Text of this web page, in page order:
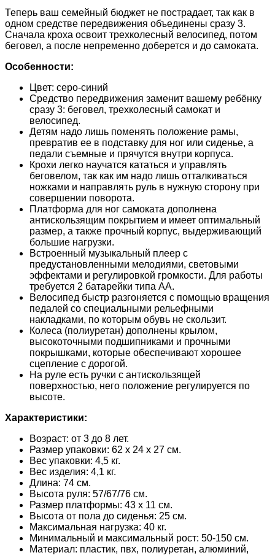
Теперь ваш семейный бюджет не пострадает, так как в
одном средстве передвижения объединены сразу 3.
Сначала кроха освоит трехколесный велосипед, потом
беговел, а после непременно доберется и до самоката.
Особенности:
Цвет: серо-синий
Средство передвижения заменит вашему ребёнку
сразу 3: беговел, трехколесный самокат и
велосипед.
Детям надо лишь поменять положение рамы,
превратив ее в подставку для ног или сиденье, а
педали съемные и прячутся внутри корпуса.
Крохи легко научатся кататься и управлять
беговелом, так как им надо лишь отталкиваться
ножками и направлять руль в нужную сторону при
совершении поворота.
Платформа для ног самоката дополнена
антискользящим покрытием и имеет оптимальный
размер, а также прочный корпус, выдерживающий
большие нагрузки.
Встроенный музыкальный плеер с
предустановленными мелодиями, световыми
эффектами и регулировкой громкости. Для работы
требуется 2 батарейки типа АА.
Велосипед быстр разгоняется с помощью вращения
педалей со специальными рельефными
накладками, по которым обувь не скользит.
Колеса (полиуретан) дополнены крылом,
высокоточными подшипниками и прочными
покрышками, которые обеспечивают хорошее
сцепление с дорогой.
На руле есть ручки с антискользящей
поверхностью, него положение регулируется по
высоте.
Характеристики:
Возраст: от 3 до 8 лет.
Размер упаковки: 62 х 24 х 27 см.
Вес упаковки: 4,5 кг.
Вес изделия: 4,1 кг.
Длина: 74 см.
Высота руля: 57/67/76 см.
Размер платформы: 43 х 11 см.
Высота от пола до сиденья: 25 см.
Максимальная нагрузка: 40 кг.
Минимальный и максимальный рост: 50-150 см.
Материал: пластик, пвх, полиуретан, алюминий,